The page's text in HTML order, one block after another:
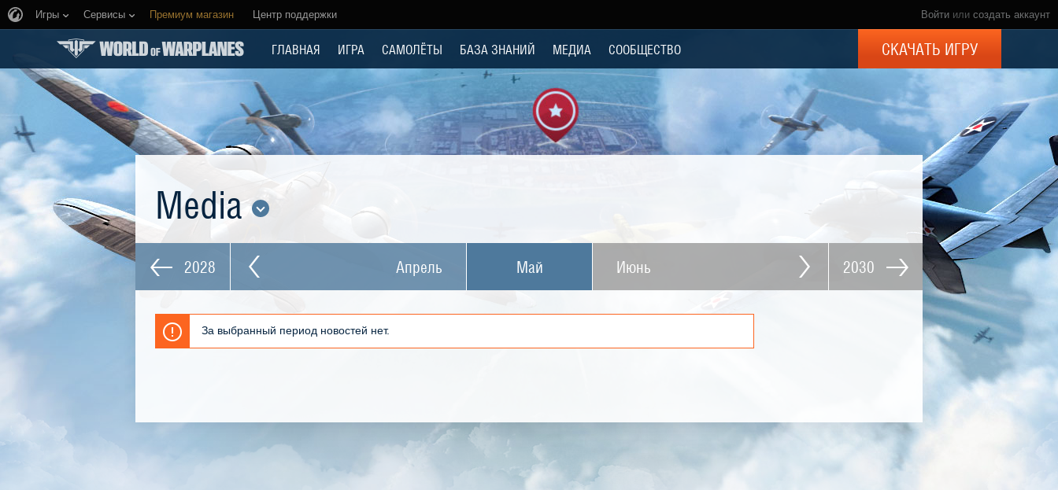
Войти или создать аккаунт
Игры Сервисы Премиум магазин Центр поддержки
ГЛАВНАЯ ИГРА САМОЛЁТЫ БАЗА ЗНАНИЙ МЕДИА СООБЩЕСТВО СКАЧАТЬ ИГРУ
Media
2028 Апрель Май Июнь 2030
За выбранный период новостей нет.